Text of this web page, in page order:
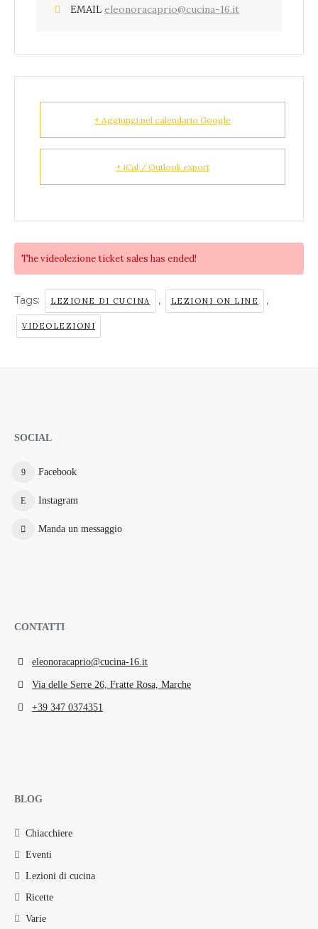
EMAIL eleonoracaprio@cucina-16.it
+ Aggiungi nel calendario Google
+ iCal / Outlook export
Thevideolezioneticket sales has ended!
Tags: LEZIONE DI CUCINA , LEZIONI ON LINE ,
VIDEOLEZIONI
SOCIAL
Facebook
Instagram
Manda un messaggio
CONTATTI
eleonoracaprio@cucina-16.it
Via delle Serre 26, Fratte Rosa, Marche
+39 347 0374351
BLOG
Chiacchiere
Eventi
Lezioni di cucina
Ricette
Varie